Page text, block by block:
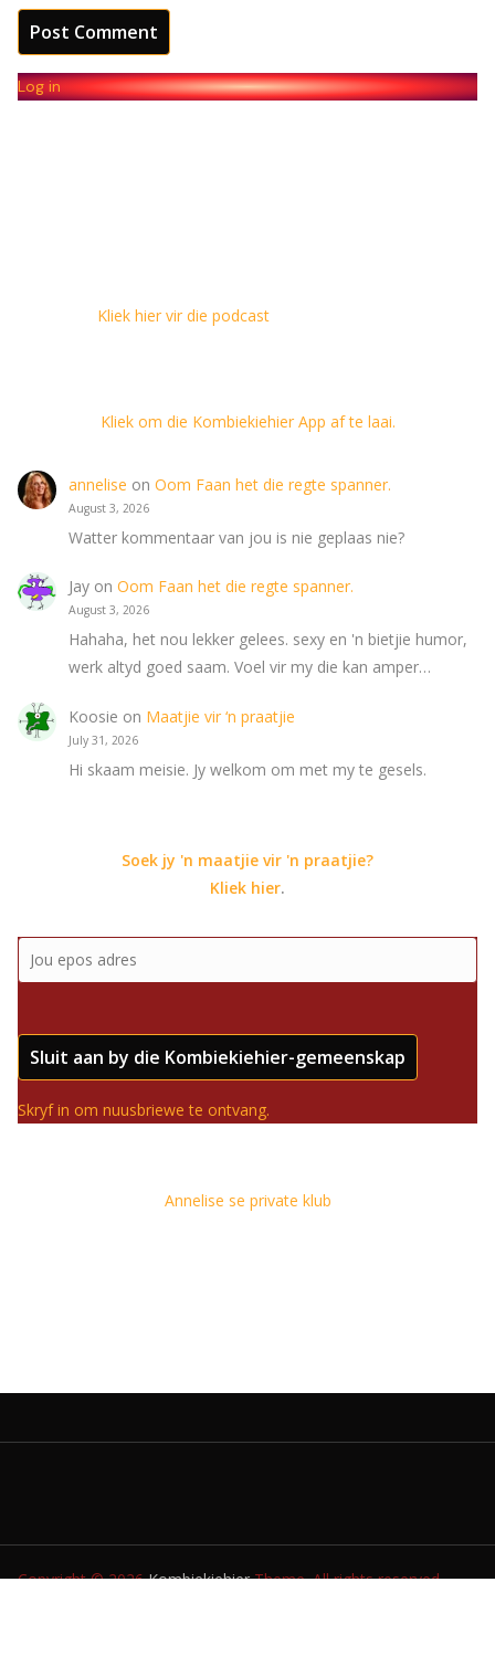
Log in
Kliek hier vir die podcast
Kliek om die Kombiekiehier App af te laai.
annelise on Oom Faan het die regte spanner.
August 3, 2026
Watter kommentaar van jou is nie geplaas nie?
Jayon Oom Faan het die regte spanner.
August 3, 2026
Hahaha, het nou lekker gelees. sexy en 'n bietjie humor,
werk altyd goed saam. Voel vir my die kan amper…
Koosie on Maatjie vir ‘n praatjie
July 31, 2026
Hi skaam meisie. Jy welkom om met my te gesels.
Soek jy 'n maatjie vir 'n praatjie?
Kliek hier.
Sluit aan by die Kombiekiehier-gemeenskap
Skryf in om nuusbriewe te ontvang.
Annelise se private klub
Copyright © 2026KombiekiehierTheme. All rights reserved.